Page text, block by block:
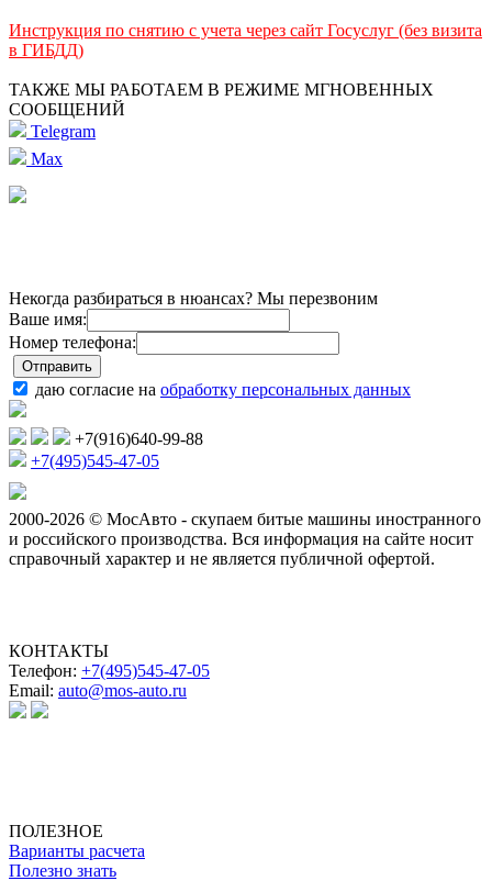
Инструкция по снятию с учета через сайт Госуслуг (без визита
в ГИБДД)
ТАКЖЕ МЫ РАБОТАЕМ В РЕЖИМЕ МГНОВЕННЫХ
СООБЩЕНИЙ
Telegram
Max
Некогда разбираться в нюансах? Мы перезвоним
Ваше имя:
Номер телефона:
даю согласие на обработку персональных данных
+7(916)640-99-88
+7(495)545-47-05
2000-2026 © МосАвто - скупаем битые машины иностранного
и российского производства. Вся информация на сайте носит
справочный характер и не является публичной офертой.
КОНТАКТЫ
Телефон: +7(495)545-47-05
Email: auto@mos-auto.ru
ПОЛЕЗНОЕ
Варианты расчета
Полезно знать